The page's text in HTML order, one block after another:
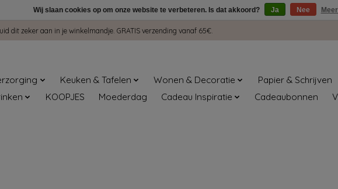
dit zeker aan in je winkelmandje. GRATIS verzending vanaf 65€.
Keuken & Tafelen Wonen & Decoratie Papier & Schrijven
KOOPJES Moederdag Cadeau Inspiratie Cadeaubonnen
Wij slaan cookies op om onze website te verbeteren. Is dat akkoord? Ja Nee